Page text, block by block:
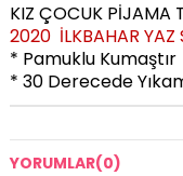
KIZ ÇOCUK PİJAMA
2020 İLKBAHAR YAZ
* Pamuklu Kumaştır
* 30 Derecede
YORUMLAR(0)